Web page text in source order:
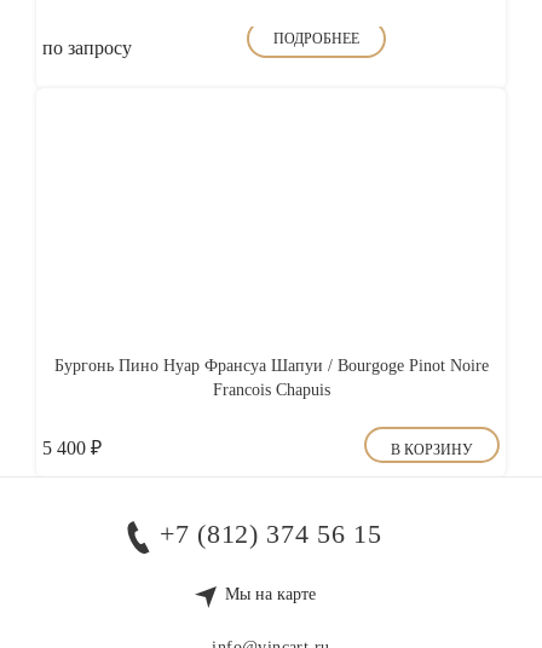
по запросу ПОДРОБНЕЕ
Бургонь Пино Нуар Франсуа Шапуи / Bourgoge Pinot Noire
Francois Chapuis
5 400 ₽ В КОРЗИНУ
+7 (812) 374 56 15
Мы на карте